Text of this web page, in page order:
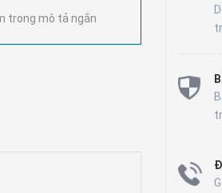
trong mô tả ngắn